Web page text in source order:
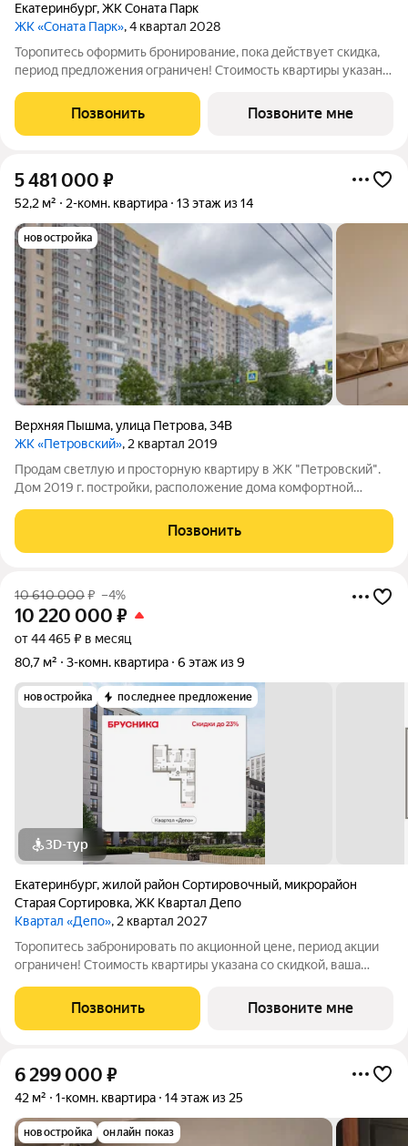
Екатеринбург,ЖК Соната Парк
ЖК «Соната Парк», 4 квартал 2028
Торопитесь оформить бронирование, пока действует скидка,
период предложения ограничен! Стоимость квартиры указана
по телефону, наши менеджеры вам все расскажут.
Однокомнатная квартира от
Позвонить Позвоните мне
5 481 000 ₽
52,2 м² 2-комн. квартира 13 этаж из 14
новостройка
Верхняя Пышма,улица Петрова,34В
ЖК «Петровский», 2 квартал 2019
Продам светлую и просторную квартиру в ЖК "Петровский".
Дом 2019 г. постройки, расположение дома комфортной
№ 25, детские садики (17,41,26,40,5), Детские досуговые
центры, магазины, стадион,
Позвонить
10 610 000₽ –4%
10 220 000 ₽
от 44 465 ₽ в месяц
80,7 м²
3-комн. квартира 6 этаж из 9
новостройка последнее предложение
3D-тур
Екатеринбург,жилой район Сортировочный, микрорайон
Старая Сортировка,ЖК Квартал Депо
Квартал «Депо», 2 квартал 2027
Торопитесь забронировать по акционной цене, период акции
ограничен! Стоимость квартиры указана со скидкой, ваша
офис продаж, наши менеджеры вам все расскажут. Продается
трехкомнатная квартира
Позвонить Позвоните мне
6 299 000 ₽
42 м² 1-комн. квартира 14 этаж из 25
новостройка онлайн показ